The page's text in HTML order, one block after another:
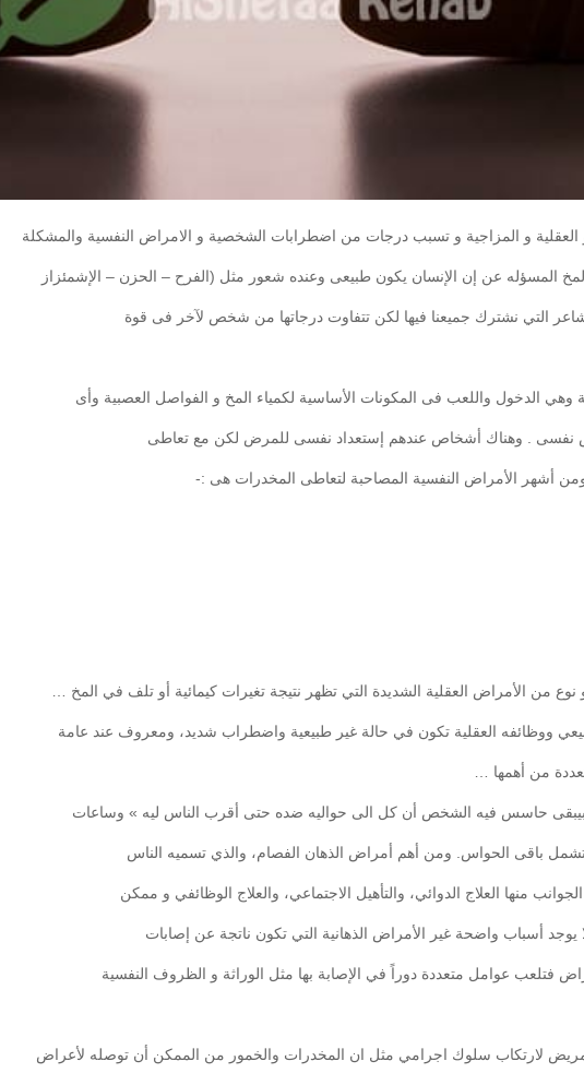
العقلية و المزاجية و تسبب درجات من اضطرابات الشخصية و الامراض النفسية والمشكلة
المسؤله عن إن الإنسان يكون طبيعى وعنده شعور مثل (الفرح – الحزن – الإشمئزاز
التي نشترك جميعنا فيها لكن تتفاوت درجاتها من شخص لآخر فى قوة
وهي الدخول واللعب فى المكونات الأساسية لكمياء المخ و الفواصل العصبية وأى
نفسى . وهناك أشخاص عندهم إستعداد نفسى للمرض لكن مع تعاطى
أشهر الأمراض النفسية المصاحبة لتعاطى المخدرات هى :-
من الأمراض العقلية الشديدة التي تظهر نتيجة تغيرات كيمائية أو تلف في المخ …
ووظائفه العقلية تكون في حالة غير طبيعية واضطراب شديد، ومعروف عند عامة
من أهمها …
حاسس فيه الشخص أن كل الى حواليه ضده حتى أقرب الناس ليه » وساعات
باقى الحواس. ومن أهم أمراض الذهان الفصام، والذي تسميه الناس
منها العلاج الدوائي، والتأهيل الاجتماعي، والعلاج الوظائفي و ممكن
أسباب واضحة غير الأمراض الذهانية التي تكون ناتجة عن إصابات
فتلعب عوامل متعددة دوراً في الإصابة بها مثل الوراثة و الظروف النفسية
لارتكاب سلوك اجرامي مثل ان المخدرات والخمور من الممكن أن توصله لأعراض